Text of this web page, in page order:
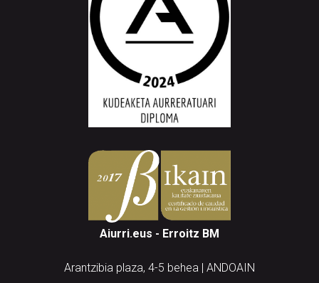
Aiurri.eus - Erroitz BM
Arantzibia plaza, 4-5 behea | ANDOAIN